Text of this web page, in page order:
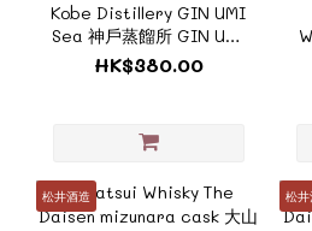
Kobe Distillery GIN UMI
Sea 神戶蒸餾所 GIN UMI
海 700ml （附禮盒）《風
土系酒款 -
HK$380.00
松井酒造 松井